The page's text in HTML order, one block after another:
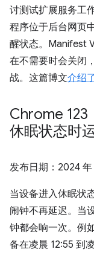
讨测试扩展服务工
程序位于后台网页
醒状态。Manifest
在不需要时会关闭
战。这篇博文介绍
Chrome 123
休眠状态时
发布日期： 2024 年
当设备进入休眠状
闹钟不再延迟。当
钟都会响一次。例
备在凌晨 12:55 到